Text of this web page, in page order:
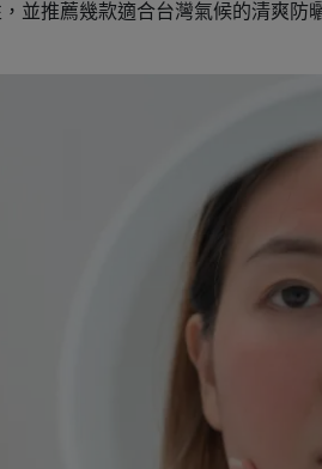
並推薦幾款適合台灣氣候的清爽防